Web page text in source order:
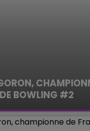
BOWLING #2
Sports